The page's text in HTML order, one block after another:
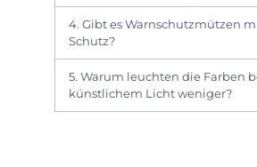
4. Gibt es Warnschutzmützen
Schutz?
5. Warum leuchten die Farben
künstlichem Licht weniger?